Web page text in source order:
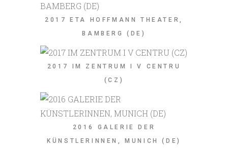
2017 ETA HOFFMANN THEATER,
BAMBERG (DE)
2017 IM ZENTRUM I V CENTRU
(CZ)
2016 GALERIE DER
KÜNSTLERINNEN, MUNICH (DE)